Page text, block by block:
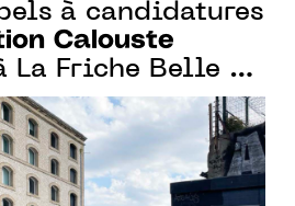
à candidatures
Calouste
La Friche Belle de
lancement du 4ᵉ
avec le
PARIS